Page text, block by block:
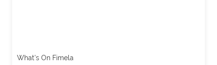
What's On Fimela